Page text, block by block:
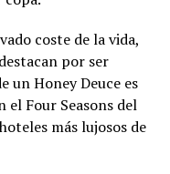
coste de la vida,
por ser
un Honey Deuce es
el Four Seasons del
más lujosos de